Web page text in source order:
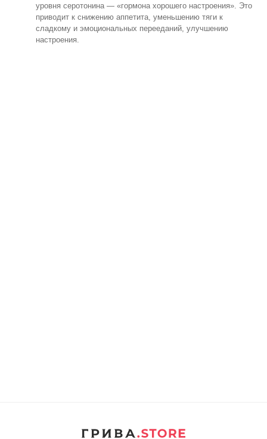
уровня серотонина — «гормона хорошего настроения». Это
приводит к снижению аппетита, уменьшению тяги к
сладкому и эмоциональных перееданий, улучшению
настроения.